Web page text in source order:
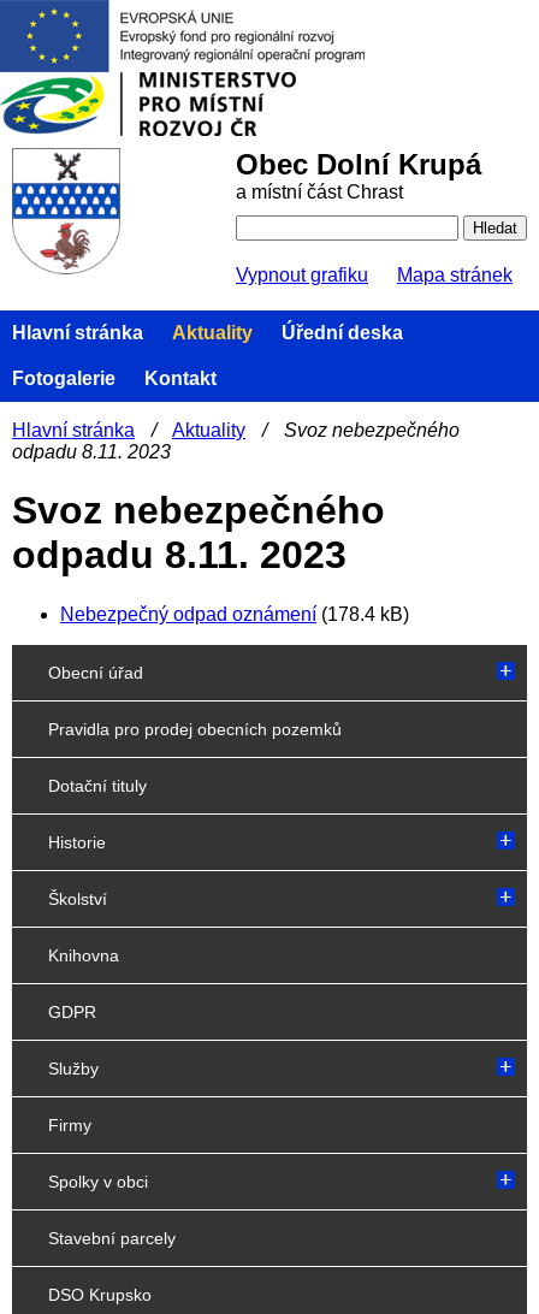
Obec Dolní Krupá
a místní část Chrast
Vypnout grafiku Mapa stránek
Hlavní stránka Aktuality Úřední deska
Fotogalerie Kontakt
Hlavní stránka / Aktuality /
Svoz nebezpečného
odpadu 8.11. 2023
Svoz nebezpečného
odpadu 8.11. 2023
Nebezpečný odpad oznámení (178.4 kB)
Obecní úřad
Pravidla pro prodej obecních pozemků
Dotační tituly
Historie
Školství
Knihovna
GDPR
Služby
Firmy
Spolky v obci
Stavební parcely
DSO Krupsko